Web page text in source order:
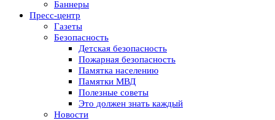
Баннеры
Пресс-центр
Газеты
Безопасность
Детская безопасность
Пожарная безопасность
Памятка населению
Памятки МВД
Полезные советы
Это должен знать каждый
Новости